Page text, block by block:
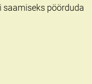
saamiseks pöörduda